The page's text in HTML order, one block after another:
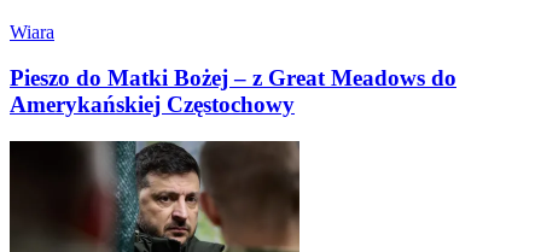
Wiara
Pieszo do Matki Bożej – z Great Meadows do
Amerykańskiej Częstochowy